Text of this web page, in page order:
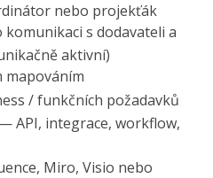
nebo projekťák
s dodavateli a
aktivní)
mapováním
/ funkčních požadavků
API, integrace, workflow,
Miro, Visio nebo